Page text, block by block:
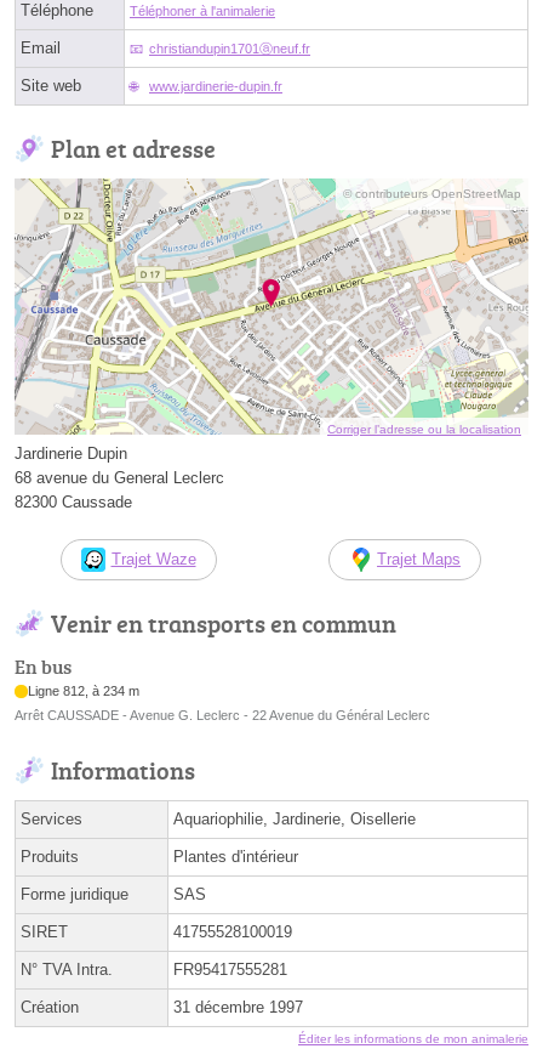
Téléphone Téléphoner à l'animalerie
Email christiandupin1701ⓐneuf.fr
Site web www.jardinerie-dupin.fr
Plan et adresse
© contributeurs OpenStreetMap
Corriger l’adresse ou la localisation
Jardinerie Dupin
68 avenue du General Leclerc
82300 Caussade
Trajet Waze Trajet Maps
Venir en transports en commun
En bus
Ligne 812, à 234 m
Arrêt CAUSSADE - Avenue G. Leclerc - 22 Avenue du Général Leclerc
Informations
Services Aquariophilie, Jardinerie, Oisellerie
Produits Plantes d'intérieur
Forme juridique SAS
SIRET 41755528100019
N° TVA Intra. FR95417555281
Création 31 décembre 1997
Éditer les informations de mon animalerie